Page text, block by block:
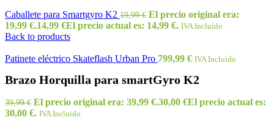
Caballete para Smartgyro K2 19,99€ El precio original era:
19,99 €.14,99 €El precio actual es: 14,99 €. IVA Incluido
Back to products
Patinete eléctrico Skateflash Urban Pro 799,99 € IVA Incluido
Brazo Horquilla para smartGyro K2
39,99€ El precio original era: 39,99 €.30,00 €El precio actual es:
30,00 €. IVA Incluido